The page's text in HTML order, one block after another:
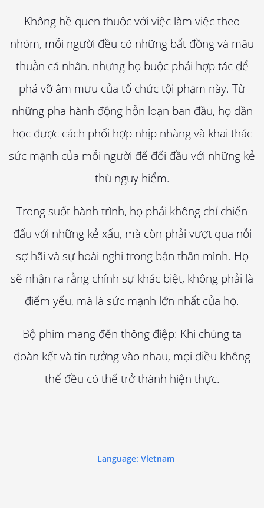
Không hề quen thuộc với việc làm việc theo
nhóm, mỗi người đều có những bất đồng và mâu
thuẫn cá nhân, nhưng họ buộc phải hợp tác để
phá vỡ âm mưu của tổ chức tội phạm này. Từ
những pha hành động hỗn loạn ban đầu, họ dần
học được cách phối hợp nhịp nhàng và khai thác
sức mạnh của mỗi người để đối đầu với những kẻ
thù nguy hiểm.
Trong suốt hành trình, họ phải không chỉ chiến
đấu với những kẻ xấu, mà còn phải vượt qua nỗi
sợ hãi và sự hoài nghi trong bản thân mình. Họ
sẽ nhận ra rằng chính sự khác biệt, không phải là
điểm yếu, mà là sức mạnh lớn nhất của họ.
Bộ phim mang đến thông điệp: Khi chúng ta
đoàn kết và tin tưởng vào nhau, mọi điều không
thể đều có thể trở thành hiện thực.
Language: Vietnam